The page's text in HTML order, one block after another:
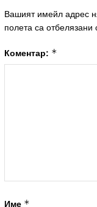
Вашият имейл адрес
полета са отбелязани
Коментар: *
Име *